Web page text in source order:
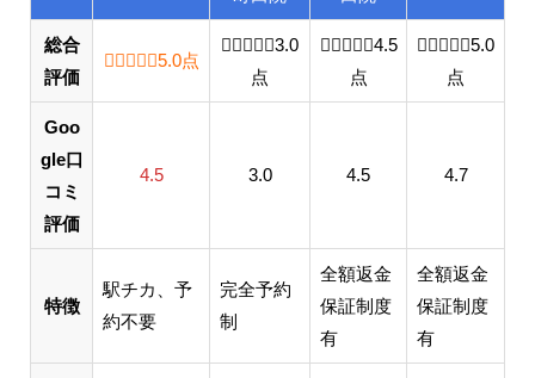
総合
評価
5.0 out of 5.0 stars
5.0点
3.0 out of 5.0 stars
3.0
点
4.5 out of 5.0 stars
4.5
点
5.0 out
5.0
点
Goo
gle口
コミ
評価
4.5 3.0 4.5 4.7
特徴
駅チカ、予
約不要
完全予約
制
全額返金
保証制度
有
全額返金
保証制度
有